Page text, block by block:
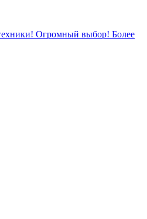
Огромный выбор! Более